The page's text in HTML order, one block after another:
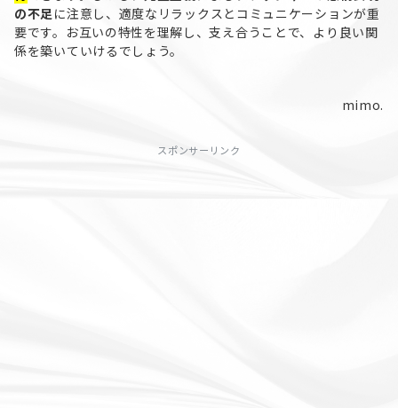
の不足 に注意し、適度なリラックスとコミュニケーションが重
要です。お互いの特性を理解し、支え合うことで、より良い関
係を築いていけるでしょう。
mimo.
スポンサーリンク